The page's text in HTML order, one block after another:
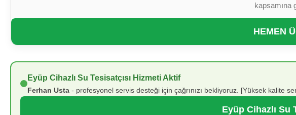
kapsamına
HEMEN
Eyüp Cihazlı Su Tesisatçısı Hizmeti Aktif
Ferhan Usta - profesyonel servis desteği için çağrınızı bekliyoruz. [Yüksek kalite
Eyüp Cihazlı Su